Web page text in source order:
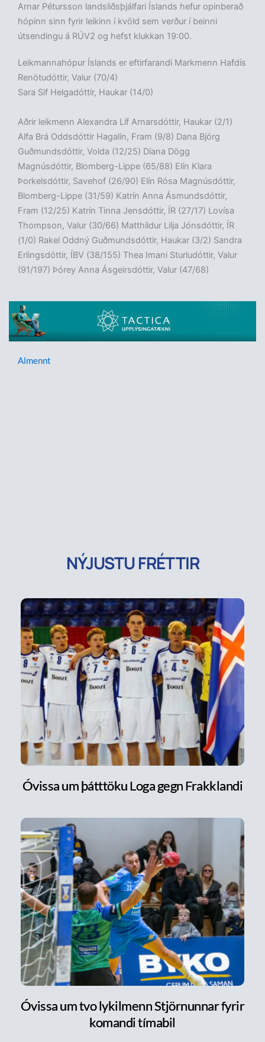
Arnar Pétursson landsliðsþjálfari Íslands hefur opinberað
hópinn sinn fyrir leikinn í kvöld sem verður í beinni
útsendingu á RÚV2 og hefst klukkan 19:00.
Leikmannahópur Íslands er eftirfarandi Markmenn Hafdís
Renötudóttir, Valur (70/4)
Sara Sif Helgadóttir, Haukar (14/0)
Aðrir leikmenn Alexandra Líf Arnarsdóttir, Haukar (2/1)
Alfa Brá Oddsdóttir Hagalín, Fram (9/8) Dana Björg
Guðmundsdóttir, Volda (12/25) Díana Dögg
Magnúsdóttir, Blomberg-Lippe (65/88) Elín Klara
Þorkelsdóttir, Savehof (26/90) Elín Rósa Magnúsdóttir,
Blomberg-Lippe (31/59) Katrín Anna Ásmundsdóttir,
Fram (12/25) Katrín Tinna Jensdóttir, ÍR (27/17) Lovísa
Thompson, Valur (30/66) Matthildur Lilja Jónsdóttir, ÍR
(1/0) Rakel Oddný Guðmundsdóttir, Haukar (3/2) Sandra
Erlingsdóttir, ÍBV (38/155) Thea Imani Sturludóttir, Valur
(91/197) Þórey Anna Ásgeirsdóttir, Valur (47/68)
Almennt
NÝJUSTU FRÉTTIR
Óvissa um þátttöku Loga gegn Frakklandi
Óvissa um tvo lykilmenn Stjörnunnar fyrir
komandi tímabil